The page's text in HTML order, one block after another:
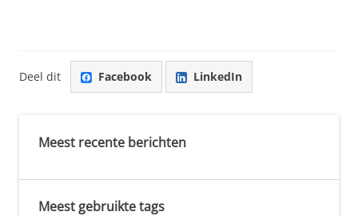
Deel dit Facebook LinkedIn
Meest recente berichten
Meest gebruikte tags